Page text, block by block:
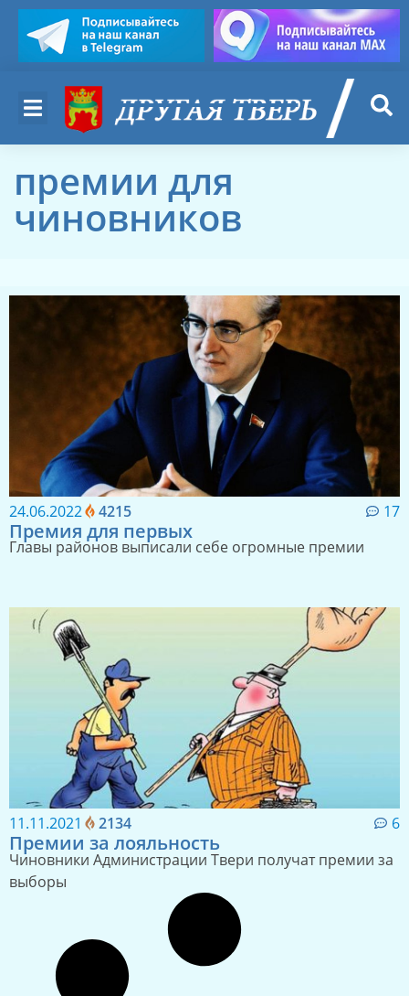
премии для
чиновников
24.06.2022 4215 17
Премия для первых
Главы районов выписали себе огромные премии
11.11.2021 2134 6
Премии за лояльность
Чиновники Администрации Твери получат премии за
выборы